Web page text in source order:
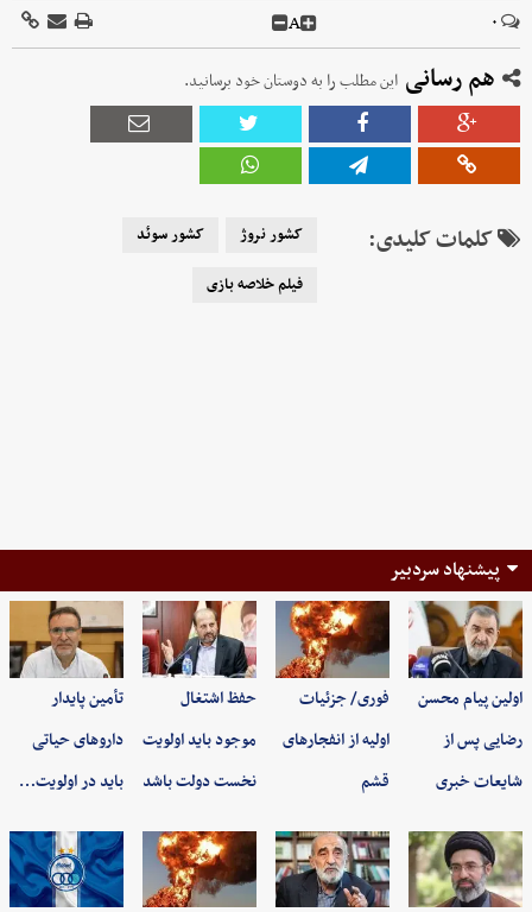
۰ A
هم رسانی این مطلب را به دوستان خود برسانید.
کلمات کلیدی: کشور نروژ
کشور سوئد
فیلم خلاصه بازی
پیشنهاد سردبیر
اولین پیام محسن
رضایی پس از
شایعات خبری
فوری/ جزئیات
اولیه از انفجارهای
قشم
حفظ اشتغال
موجود باید اولویت
نخست دولت باشد
تأمین پایدار
داروهای حیاتی
باید در اولویت…